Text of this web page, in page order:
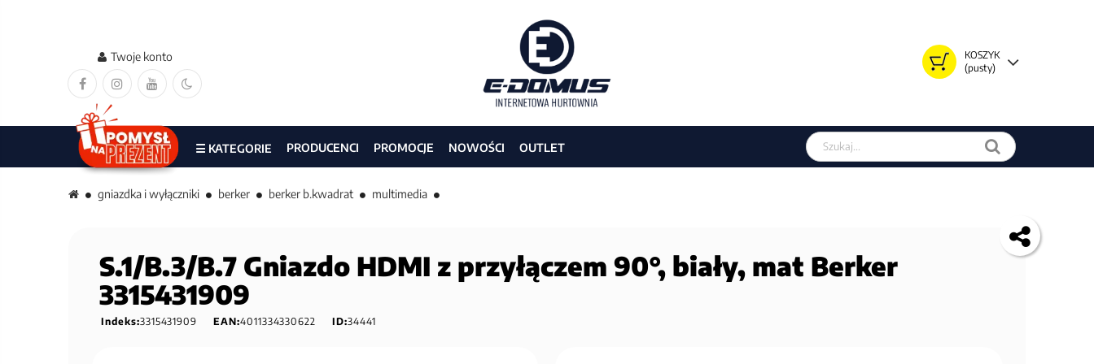
KOSZYK
(pusty)
Twoje konto
Szukaj w sklepie
☰ KATEGORIE PRODUCENCI PROMOCJE NOWOŚCI OUTLET
gniazdka i wyłączniki berker berker b.kwadrat multimedia
S.1/B.3/B.7 Gniazdo HDMI z przyłączem 90°, biały, mat Berker
3315431909
Indeks:3315431909 EAN:4011334330622 ID:34441